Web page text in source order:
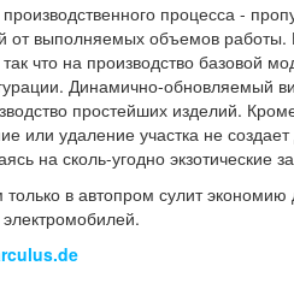
процесса -
от выполняемых объемов
что на производство базовой
Динамично-обновляемый
простейших изделий.
или удаление участка не
на сколь-угодно экзотические
в автопром сулит